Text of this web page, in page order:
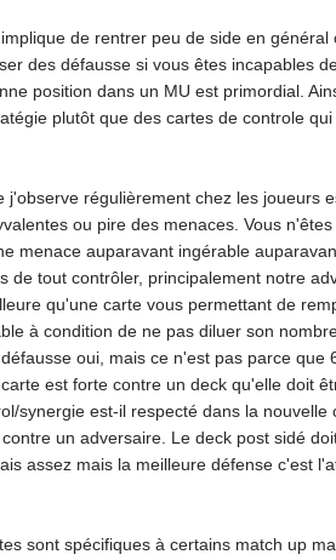
de rentrer peu de side en
des défausse si vous êtes incapables
position dans un MU est primordial.
plutôt que des cartes de controle
j'observe régulièrement chez les joueurs
ou pire des menaces. Vous
menace auparavant ingérable
de tout contrôler, principalement notre
qu'une carte vous permettant de
à condition de ne pas diluer son
oui, mais ce n'est pas parce
est forte contre un deck qu'elle doit
synergie est-il respecté dans la
un adversaire. Le deck post sidé
assez mais la meilleure défense c'est
sont spécifiques à certains match up